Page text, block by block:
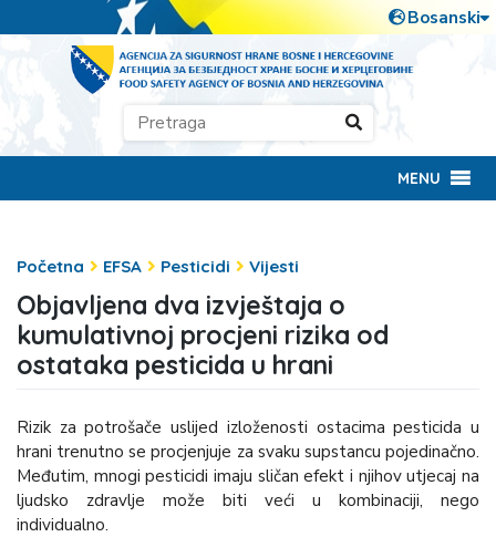
MENU
Početna EFSA Pesticidi Vijesti
Objavljena dva izvještaja o
kumulativnoj procjeni rizika od
ostataka pesticida u hrani
Rizik za potrošače uslijed izloženosti ostacima pesticida u
hrani trenutno se procjenjuje za svaku supstancu pojedinačno.
Međutim, mnogi pesticidi imaju sličan efekt i njihov utjecaj na
ljudsko zdravlje može biti veći u kombinaciji, nego
individualno.